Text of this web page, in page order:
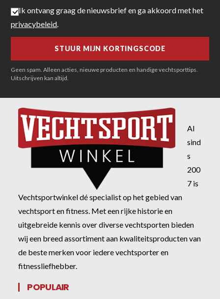
Ik ontvang graag de nieuwsbrief en ga akkoord met het
privacybeleid.
Geen spam. Alleen acties, nieuwe producten en handige vechtsporttips.
Uitschrijven kan altijd.
Al
sind
s
200
7 is
Vechtsportwinkel dé specialist op het gebied van
vechtsport en fitness. Met een rijke historie en
uitgebreide kennis over diverse vechtsporten bieden
wij een breed assortiment aan kwaliteitsproducten van
de beste merken voor iedere vechtsporter en
fitnessliefhebber.
POPULAIR